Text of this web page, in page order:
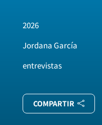
2026
Jordana García
entrevistas
COMPARTIR